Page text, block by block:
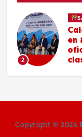
2
en
Copyright © 2026